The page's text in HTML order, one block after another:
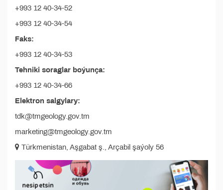
+993 12 40-34-52
+993 12 40-34-54
Faks:
+993 12 40-34-53
Tehniki soraglar boýunça:
+993 12 40-34-66
Elektron salgylary:
tdk@tmgeology.gov.tm
marketing@tmgeology.gov.tm
Türkmenistan, Aşgabat ş., Arçabil şaýoly 56